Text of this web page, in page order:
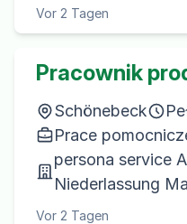
Vor 2 Tagen
Pracownik
Schönebeck
Prace
persona service
Niederlassung
Vor 2 Tagen